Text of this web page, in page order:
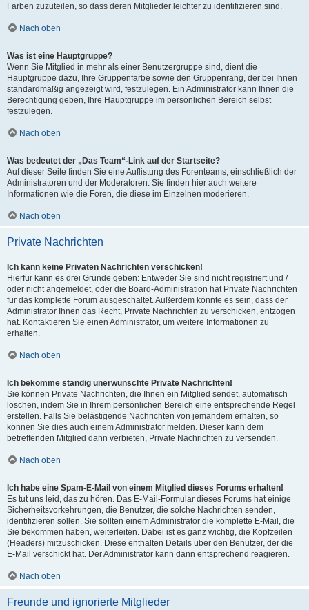
Farben zuzuteilen, so dass deren Mitglieder leichter zu identifizieren sind.
Nach oben
Was ist eine Hauptgruppe?
Wenn Sie Mitglied in mehr als einer Benutzergruppe sind, dient die
Hauptgruppe dazu, Ihre Gruppenfarbe sowie den Gruppenrang, der bei Ihnen
standardmäßig angezeigt wird, festzulegen. Ein Administrator kann Ihnen die
Berechtigung geben, Ihre Hauptgruppe im persönlichen Bereich selbst
festzulegen.
Nach oben
Was bedeutet der „Das Team“-Link auf der Startseite?
Auf dieser Seite finden Sie eine Auflistung des Forenteams, einschließlich der
Administratoren und der Moderatoren. Sie finden hier auch weitere
Informationen wie die Foren, die diese im Einzelnen moderieren.
Nach oben
Private Nachrichten
Ich kann keine Privaten Nachrichten verschicken!
Hierfür kann es drei Gründe geben: Entweder Sie sind nicht registriert und /
oder nicht angemeldet, oder die Board-Administration hat Private Nachrichten
für das komplette Forum ausgeschaltet. Außerdem könnte es sein, dass der
Administrator Ihnen das Recht, Private Nachrichten zu verschicken, entzogen
hat. Kontaktieren Sie einen Administrator, um weitere Informationen zu
erhalten.
Nach oben
Ich bekomme ständig unerwünschte Private Nachrichten!
Sie können Private Nachrichten, die Ihnen ein Mitglied sendet, automatisch
löschen, indem Sie in Ihrem persönlichen Bereich eine entsprechende Regel
erstellen. Falls Sie belästigende Nachrichten von jemandem erhalten, so
können Sie dies auch einem Administrator melden. Dieser kann dem
betreffenden Mitglied dann verbieten, Private Nachrichten zu versenden.
Nach oben
Ich habe eine Spam-E-Mail von einem Mitglied dieses Forums erhalten!
Es tut uns leid, das zu hören. Das E-Mail-Formular dieses Forums hat einige
Sicherheitsvorkehrungen, die Benutzer, die solche Nachrichten senden,
identifizieren sollen. Sie sollten einem Administrator die komplette E-Mail, die
Sie bekommen haben, weiterleiten. Dabei ist es ganz wichtig, die Kopfzeilen
(Headers) mitzuschicken. Diese enthalten Details über den Benutzer, der die
E-Mail verschickt hat. Der Administrator kann dann entsprechend reagieren.
Nach oben
Freunde und ignorierte Mitglieder